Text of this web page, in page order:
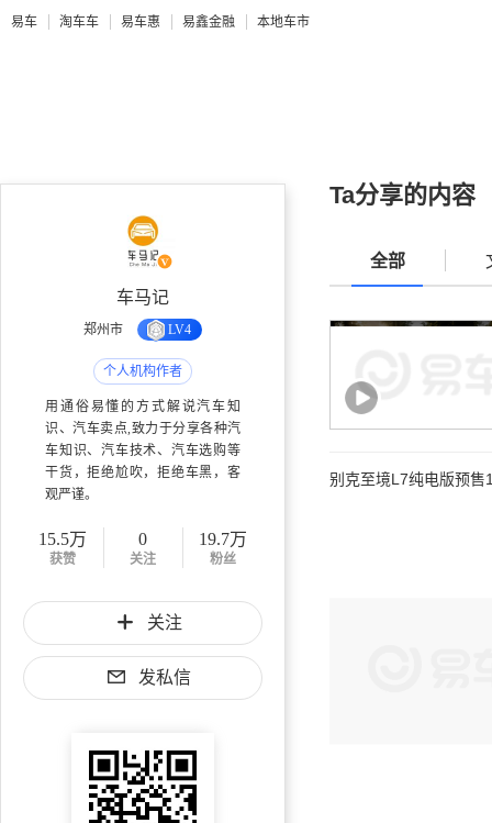
易车 淘车车 易车惠 易鑫金融 本地车市
车马记
郑州市 LV4
个人机构作者
用通俗易懂的方式解说汽车知
识、汽车卖点,致力于分享各种汽
车知识、汽车技术、汽车选购等
干货，拒绝尬吹，拒绝车黑，客
观严谨。
15.5万
获赞
0
关注
19.7万
粉丝
关注
发私信
Ta分享的内容
全部
别克至境L7纯电版预